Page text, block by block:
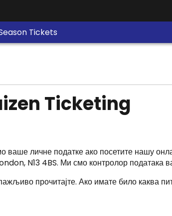
Tickets
Ticketing
личне податке ако посетите нашу
N13 4BS. Ми смо контролор података
прочитајте. Ако имате било каква